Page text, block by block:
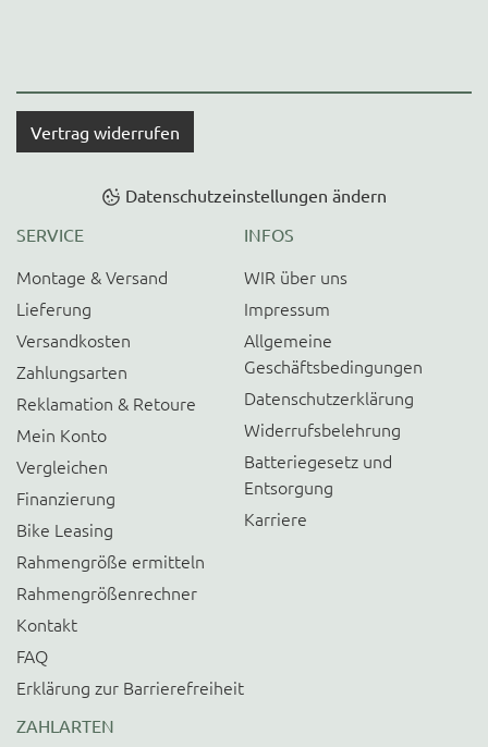
Vertrag widerrufen
Datenschutzeinstellungen ändern
SERVICE
Montage & Versand
Lieferung
Versandkosten
Zahlungsarten
Reklamation & Retoure
Mein Konto
Vergleichen
Finanzierung
Bike Leasing
Rahmengröße ermitteln
Rahmengrößenrechner
Kontakt
FAQ
Erklärung zur Barrierefreiheit
INFOS
WIR über uns
Impressum
Allgemeine
Geschäftsbedingungen
Datenschutzerklärung
Widerrufsbelehrung
Batteriegesetz und
Entsorgung
Karriere
ZAHLARTEN